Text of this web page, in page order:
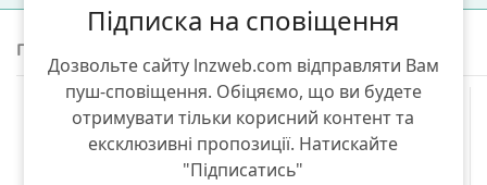
Підписка на сповіщення
Дозвольте сайту lnzweb.com відправляти Вам
пуш-сповіщення. Обіцяємо, що ви будете
отримувати тільки корисний контент та
ексклюзивні пропозиції. Натискайте
"Підписатись"
Показано 3 товарів з 3